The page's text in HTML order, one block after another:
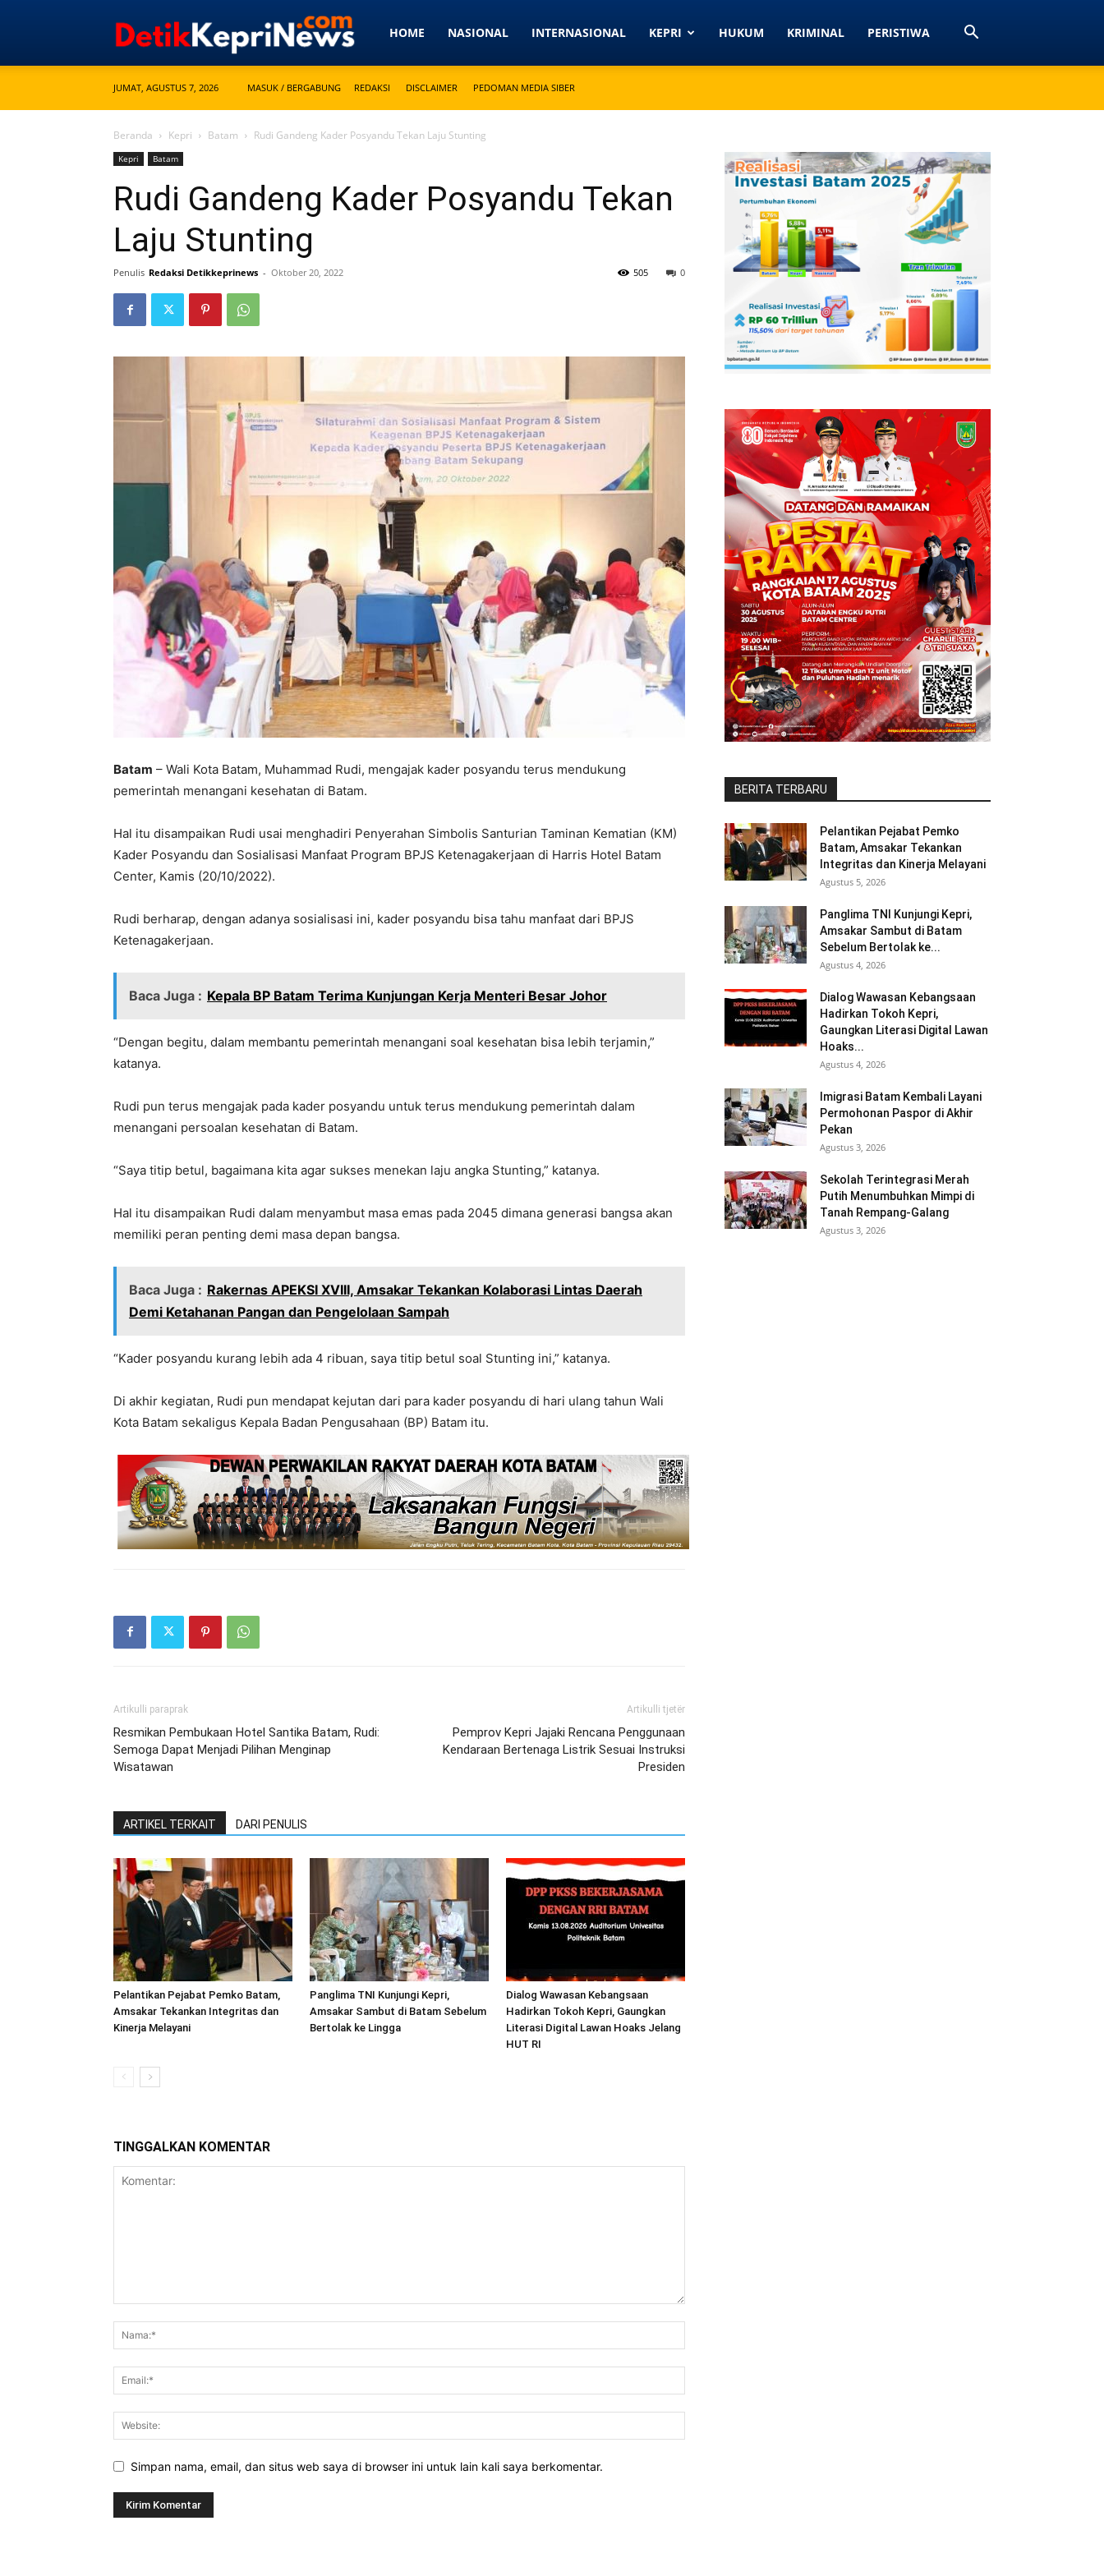
Detikkeprinews.com
HOME NASIONAL INTERNASIONAL KEPRI HUKUM KRIMINAL PERISTIWA
JUMAT, AGUSTUS 7, 2026 MASUK / BERGABUNG REDAKSI DISCLAIMER PEDOMAN MEDIA SIBER
Beranda Kepri Batam Rudi Gandeng Kader Posyandu Tekan Laju Stunting
Kepri Batam
Rudi Gandeng Kader Posyandu Tekan
Laju Stunting
Penulis Redaksi Detikkeprinews - Oktober 20, 2022 0
505
Batam – Wali Kota Batam, Muhammad Rudi, mengajak kader posyandu terus mendukung
pemerintah menangani kesehatan di Batam.
Hal itu disampaikan Rudi usai menghadiri Penyerahan Simbolis Santurian Taminan Kematian (KM)
Kader Posyandu dan Sosialisasi Manfaat Program BPJS Ketenagakerjaan di Harris Hotel Batam
Center, Kamis (20/10/2022).
Rudi berharap, dengan adanya sosialisasi ini, kader posyandu bisa tahu manfaat dari BPJS
Ketenagakerjaan.
Baca Juga : Kepala BP Batam Terima Kunjungan Kerja Menteri Besar Johor
“Dengan begitu, dalam membantu pemerintah menangani soal kesehatan bisa lebih terjamin,”
katanya.
Rudi pun terus mengajak pada kader posyandu untuk terus mendukung pemerintah dalam
menangani persoalan kesehatan di Batam.
“Saya titip betul, bagaimana kita agar sukses menekan laju angka Stunting,” katanya.
Hal itu disampaikan Rudi dalam menyambut masa emas pada 2045 dimana generasi bangsa akan
memiliki peran penting demi masa depan bangsa.
Baca Juga : Rakernas APEKSI XVIII, Amsakar Tekankan Kolaborasi Lintas Daerah
Demi Ketahanan Pangan dan Pengelolaan Sampah
“Kader posyandu kurang lebih ada 4 ribuan, saya titip betul soal Stunting ini,” katanya.
Di akhir kegiatan, Rudi pun mendapat kejutan dari para kader posyandu di hari ulang tahun Wali
Kota Batam sekaligus Kepala Badan Pengusahaan (BP) Batam itu.
Artikulli paraprak
Resmikan Pembukaan Hotel Santika Batam, Rudi:
Semoga Dapat Menjadi Pilihan Menginap
Wisatawan
Artikulli tjetër
Pemprov Kepri Jajaki Rencana Penggunaan
Kendaraan Bertenaga Listrik Sesuai Instruksi
Presiden
ARTIKEL TERKAIT DARI PENULIS
Pelantikan Pejabat Pemko Batam,
Amsakar Tekankan Integritas dan
Kinerja Melayani
Panglima TNI Kunjungi Kepri,
Amsakar Sambut di Batam Sebelum
Bertolak ke Lingga
Dialog Wawasan Kebangsaan
Hadirkan Tokoh Kepri, Gaungkan
Literasi Digital Lawan Hoaks Jelang
HUT RI
TINGGALKAN KOMENTAR
Simpan nama, email, dan situs web saya di browser ini untuk lain kali saya berkomentar.
BERITA TERBARU
Pelantikan Pejabat Pemko
Batam, Amsakar Tekankan
Integritas dan Kinerja Melayani
Agustus 5, 2026
Panglima TNI Kunjungi Kepri,
Amsakar Sambut di Batam
Sebelum Bertolak ke...
Agustus 4, 2026
Dialog Wawasan Kebangsaan
Hadirkan Tokoh Kepri,
Gaungkan Literasi Digital Lawan
Hoaks...
Agustus 4, 2026
Imigrasi Batam Kembali Layani
Permohonan Paspor di Akhir
Pekan
Agustus 3, 2026
Sekolah Terintegrasi Merah
Putih Menumbuhkan Mimpi di
Tanah Rempang-Galang
Agustus 3, 2026